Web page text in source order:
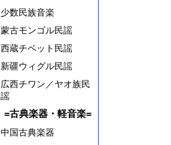
少数民族音楽
蒙古モンゴル民謡
西蔵チベット民謡
新疆ウィグル民謡
広西チワン／ヤオ族民
謡
=古典楽器・軽音楽=
中国古典楽器